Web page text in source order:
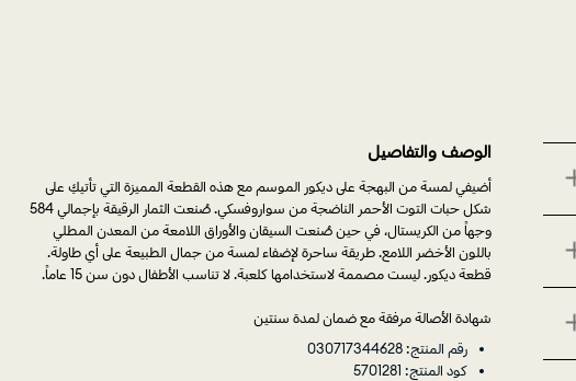
الوصف والتفاصيل
أضيفي لمسة من البهجة على ديكور الموسم مع هذه القطعة المميزة التي تأتيكِ على
شكل حبات التوت الأحمر الناضجة من سواروفسكي. صُنعت الثمار الرقيقة بإجمالي 584
وجهاً من الكريستال، في حين صُنعت السيقان والأوراق اللامعة من المعدن المطلي
باللون الأخضر اللامع. طريقة ساحرة لإضفاء لمسة من جمال الطبيعة على أي طاولة.
قطعة ديكور. ليست مصممة لاستخدامها كلعبة. لا تناسب الأطفال دون سن 15 عاماً.
شهادة الأصالة مرفقة مع ضمان لمدة سنتين
رقم المنتج: 030717344628
كود المنتج: 5701281